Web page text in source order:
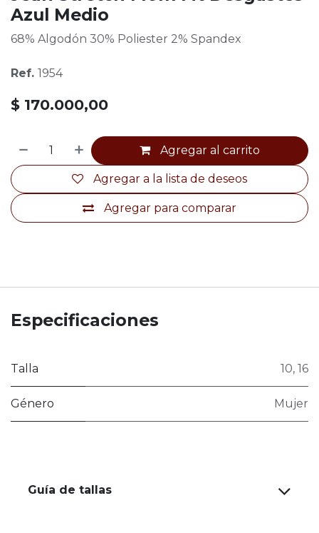
Azul Medio
68% Algodón 30% Poliester 2% Spandex
Ref. 1954
$ 170.000,00
Agregar al carrito
Agregar para comparar
Agregar a la lista de deseos
Especificaciones
Talla 10, 16
Género Mujer
Guía de tallas